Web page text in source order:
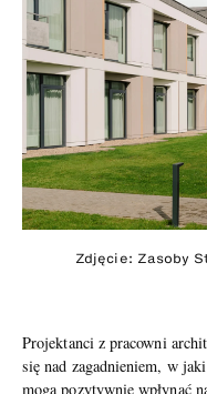
Zdjęcie: Zasoby
Projektanci z pracowni
się nad zagadnieniem, w
mogą pozytywnie wpłynąć